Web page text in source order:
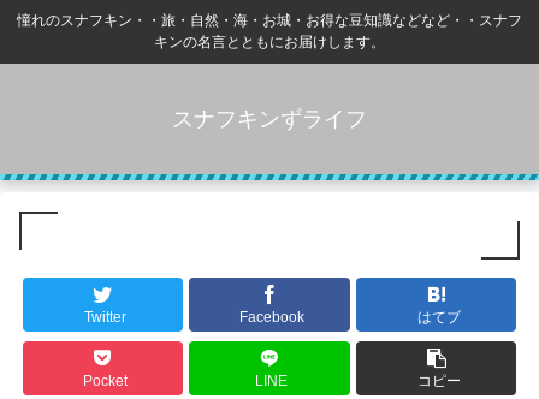
憧れのスナフキン・・旅・自然・海・お城・お得な豆知識などなど・・スナフ
キンの名言とともにお届けします。
スナフキンずライフ
Twitter Facebook はてブ
Pocket LINE コピー